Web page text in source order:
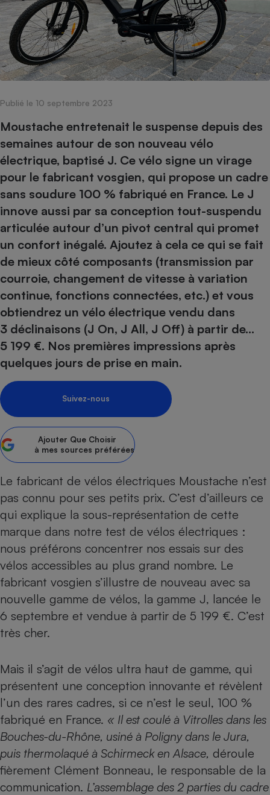
Publié le 10 septembre 2023
Moustache entretenait le suspense depuis des
semaines autour de son nouveau vélo
électrique, baptisé J. Ce vélo signe un virage
pour le fabricant vosgien, qui propose un cadre
sans soudure 100 % fabriqué en France. Le J
innove aussi par sa conception tout-suspendu
articulée autour d’un pivot central qui promet
un confort inégalé. Ajoutez à cela ce qui se fait
de mieux côté composants (transmission par
courroie, changement de vitesse à variation
continue, fonctions connectées, etc.) et vous
obtiendrez un vélo électrique vendu dans
3 déclinaisons (J On, J All, J Off) à partir de…
5 199 €. Nos premières impressions après
quelques jours de prise en main.
Suivez-nous
Ajouter Que Choisir
à mes sources préférées
Le fabricant de vélos électriques Moustache n’est
pas connu pour ses petits prix. C’est d’ailleurs ce
qui explique la sous-représentation de cette
marque dans notre test de vélos électriques :
nous préférons concentrer nos essais sur des
vélos accessibles au plus grand nombre. Le
fabricant vosgien s’illustre de nouveau avec sa
nouvelle gamme de vélos, la gamme J, lancée le
6 septembre et vendue à partir de 5 199 €. C’est
très cher.
Mais il s’agit de vélos ultra haut de gamme, qui
présentent une conception innovante et révèlent
l’un des rares cadres, si ce n’est le seul, 100 %
fabriqué en France. « Il est coulé à Vitrolles dans les
Bouches-du-Rhône, usiné à Poligny dans le Jura,
puis thermolaqué à Schirmeck en Alsace, déroule
fièrement Clément Bonneau, le responsable de la
communication. L’assemblage des 2 parties du cadre
Sécurité - Hygiène
Supermarché - Drive
Complément
alimentaire
Assurance
Banque - Crédit
Epargne - Fiscalité
Assurance emprunteur
Circulation routière
Contrôle technique -
Pièce détachée
Moto
Comparateur auto
Comparatif
Comparatif climatiseur
Comparatif aspirateur
Comparatif aspirateur
Comparatif cafetière
Comparatif robot cuiseur
Comparatif centrale
Gros électroménager
Petit électroménager -
Plaque de cuisson à
Climatiseur -
Ventilateur
Électricité - Gaz
Comparatif casque audio
Comparatif ordinateur
Comparatif ultrabook
Comparatif tablette
Image et son
Informatique
Internet
Téléphonie
Téléphone mobile -
Antivirus
Crédit immobilier
Comparatif tondeuse
Aménagement
Bricolage - Jardinage
Chauffage
Produit d'entretien
Sécurité domestique
Radiateur électrique
Hygiène - Beauté
Maladie - Médecine -
Système de santé -
Mutuelle
Maison de retraite
Retraite
Choisir son fioul
Choisir son pellet
Comparateur assurance emprunteur
Energie Moins Chère Ensemble
Tous les comparateurs
Toutes les cartes interactives
Speedtest - Testez le débit de votre
connexion Internet